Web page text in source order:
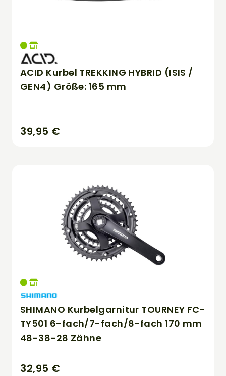
ACID Kurbel TREKKING HYBRID (ISIS /
GEN4) Größe: 165 mm
39,95 €
SHIMANO Kurbelgarnitur TOURNEY FC-
TY501 6-fach/7-fach/8-fach 170 mm
48-38-28 Zähne
32,95 €